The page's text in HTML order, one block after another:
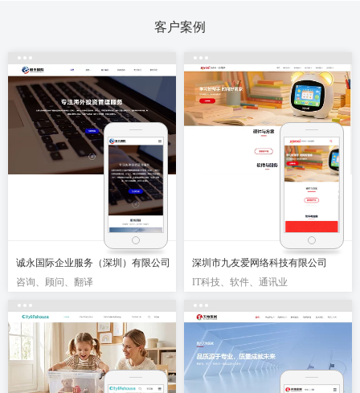
客户案例
诚永国际企业服务（深圳）有限公司
咨询、顾问、翻译
深圳市九友爱网络科技有限公司
IT科技、软件、通讯业